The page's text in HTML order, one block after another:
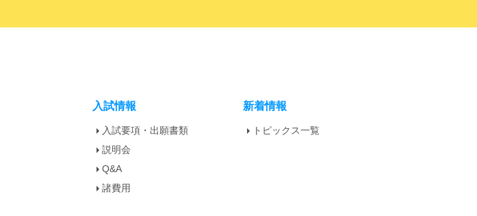
入試情報
入試要項・出願書類
説明会
Q&A
諸費用
新着情報
トピックス一覧